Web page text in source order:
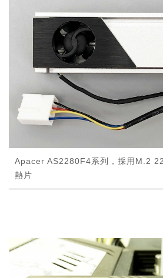
Apacer AS2280F4系列，採用M.2
熱片